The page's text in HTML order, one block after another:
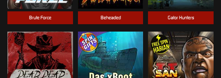
Brute Force Beheaded Gator Hunters